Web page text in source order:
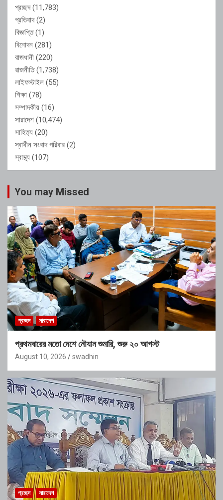
প্রচ্ছদ(11,783)
প্রতিবাদ(2)
বিজ্ঞপ্তি(1)
বিনোদন (281)
রাজধানী (220)
রাজনীতি(1,738)
লাইফস্টাইল (55)
শিক্ষা (78)
সম্পাদকীয় (16)
সারাদেশ (10,474)
সাহিত্য (20)
স্বাধীন সংবাদ পরিবার (2)
স্বাস্থ্য (107)
You may Missed
প্রচ্ছদ সারাদেশ
প্রথমবারের মতো দেশে নৌযান শুমারি, শুরু ২০ আগস্ট
August 10, 2026 swadhin
প্রচ্ছদ সারাদেশ